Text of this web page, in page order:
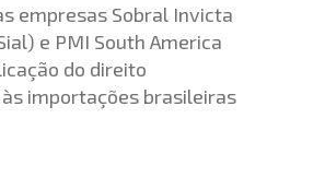
empresas Sobral Invicta
e PMI South America
do direito
importações brasileiras